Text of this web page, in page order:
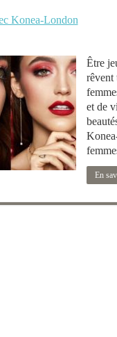
Konea-London
Être
rêvent
et de
En